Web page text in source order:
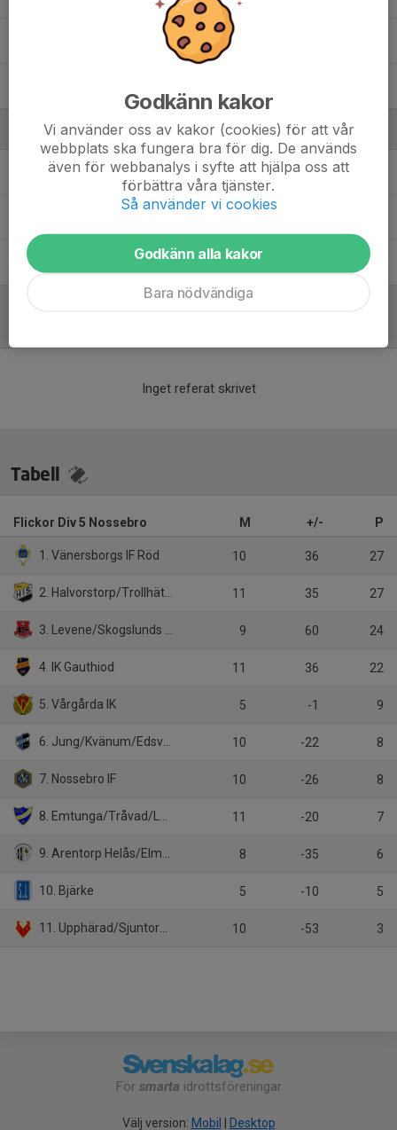
Ledare
Jimmie ErikssonWebmaster
Simon BosnjakovicTränare
Inget referat skrivet
Tabell
Flickor Div 5 Nossebro M +/- P
1. Vänersborgs IF Röd 10 36 27
2. Halvorstorp/Trollhättan Lila 11 35 27
3. Levene/Skogslunds IF 9 60 24
4. IK Gauthiod 11 36 22
5. Vårgårda IK 5 -1 9
6. Jung/Kvänum/Edsvära/N.Vånga (7:7) 10 -22 8
7. Nossebro IF 10 -26 8
8. Emtunga/Tråvad/Larv (7:7) 11 -20 7
9. Arentorp Helås/Elmer Fåglum 8 -35 6
10. Bjärke 5 -10 5
11. Upphärad/Sjuntorp/Åsaka 10 -53 3
För smarta idrottsföreningar
Välj version: Mobil Desktop
Godkänn kakor
Vi använder oss av kakor (cookies) för att vår
webbplats ska fungera bra för dig. De används
även för webbanalys i syfte att hjälpa oss att
förbättra våra tjänster.
Så använder vi cookies
Godkänn alla kakor
Bara nödvändiga